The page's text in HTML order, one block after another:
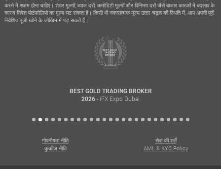
करने में सक्षम होना चाहिए। शेयर मूल्यों, ब्याज दरों, कमोडिटी मूल्यों और विनिमय दरों जैसे बाजार कारकों में बदलाव के
कारण निवेश पोर्टफोलियो का मूल्य घट सकता है। किसी भी नकारात्मक मूल्य उतार-चढ़ाव की स्थिति में, आप अपनी पूरी
निवेशित पूंजी खोने के जोखिम में पड़ सकते हैं।
BEST GOLD TRADING BROKER
2026 - iFX Expo Dubai
गोपनीयता नीति
सेवा की शर्तें
कुकीज़ नीति
AML & KYC Policy